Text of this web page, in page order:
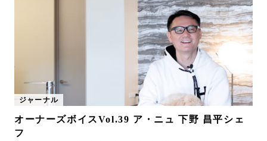
ジャーナル
オーナーズボイスVol.39 ア・ニュ 下野 昌平シェ
フ